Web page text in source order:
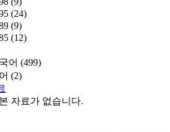
(24)
(9)
(12)
어 (499)
(2)
자료가 없습니다.